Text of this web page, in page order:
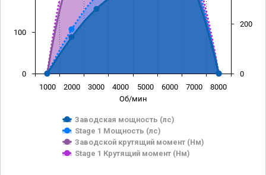
Об/мин
Заводская мощность (лс)
Stage 1 Мощность (лс)
Заводской крутящий момент (Нм)
Stage 1 Крутящий момент (Нм)
1000 2000 3000 4000 5000 6000 7000 8000
0
100
0
200